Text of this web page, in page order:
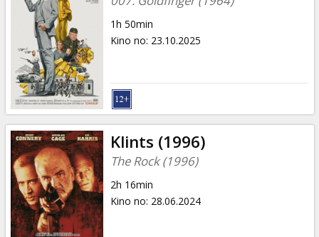
Dāvanu
kartes
Uzkodas
B2B
Kino
Klubs
1h 50min
Kino no: 23.10.2025
Klints (1996)
The Rock (1996)
2h 16min
Kino no: 28.06.2024